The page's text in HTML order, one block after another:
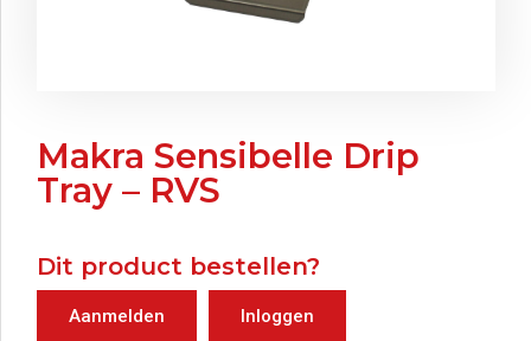
Makra Sensibelle Drip
Tray – RVS
Dit product bestellen?
Aanmelden Inloggen